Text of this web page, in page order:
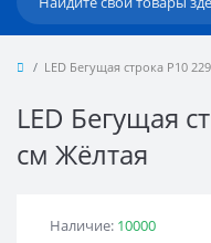
LED Бегущая строка Р10
LED Бегущая
см Жёлтая
Наличие: 10000